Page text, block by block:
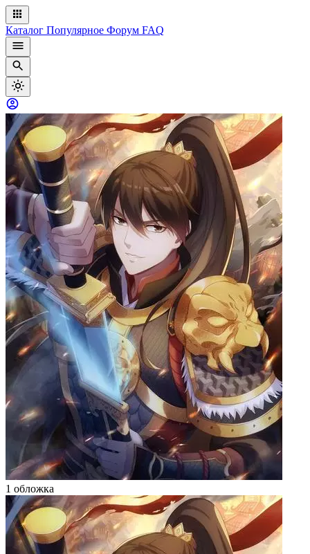
Каталог Популярное Форум FAQ
1 обложка